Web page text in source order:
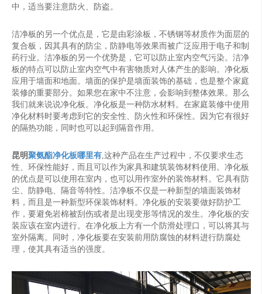
中，适当要注意防火、防盗。
洁净板的另一个优点是，它是由彩涂板，不锈钢等材质作为面层的
复合板，因其具有的防尘，防静电等效果而被广泛应用于电子和制
药行业。洁净板的另一个优势是，它可以防止室内空气污染。洁净
板的特点可以防止室内空气中有害物质对人体产生的影响。净化板
应用于墙面和地面。墙面的保护是墙面装饰的基础，也是整个家庭
装修的重要部分。如果您在家中不注意，会影响到整体效果。那么
我们就来说说净化板。净化板是一种防水材料。在家庭装修中使用
净化材料时要考虑到它的安全性、防火性和环保性。因为它有很好
的隔热功能，同时也可以起到隔音作用。
昆明聚氨酯净化板哪里有,这种产品在生产过程中，不仅要求生态
性、环保性能好，而且可以作为家具和建筑装饰材料使用。净化板
的优点是可以使用在室内，也可以用作室外的装饰材料。它具有防
尘、防静电、隔音等特性。洁净板不仅是一种新型的墙面装饰材
料，而且是一种新型环保装饰材料。净化板的安装要做好防护工
作，要避免岩棉被刮伤或者是出现变形等情况的发生。净化板的安
装应该在室内进行。在净化板上方有一个防滑处理口，可以将其与
室外隔离。同时，净化板要在安装前用防腐蚀的材料进行防腐处
理，使其具有适当的强度。